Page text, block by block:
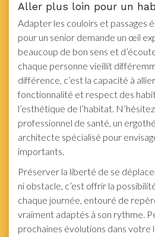
Aller plus loin pour un
Adapter les couloirs et passages
pour un senior demande un œil
beaucoup de bon sens et
chaque personne vieillit
différence, c’est la capacité à
fonctionnalité et respect des
l’esthétique de l’habitat.
professionnel de santé, un
architecte spécialisé pour
importants.
Préserver la liberté de se
ni obstacle, c’est offrir la
chaque journée, entouré de
vraiment adaptés à son rythme.
prochaines évolutions dans votre